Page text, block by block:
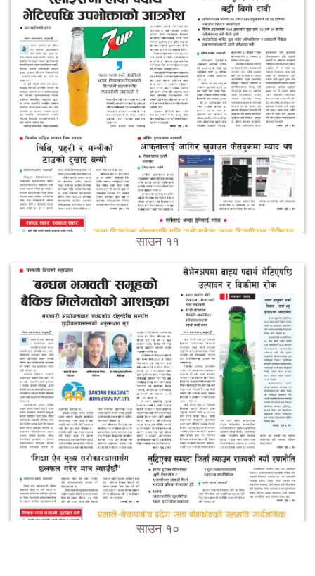
साउन ११
साउन १०